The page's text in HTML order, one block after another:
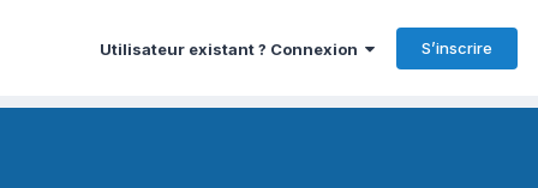
Utilisateur existant ? Connexion S’inscrire